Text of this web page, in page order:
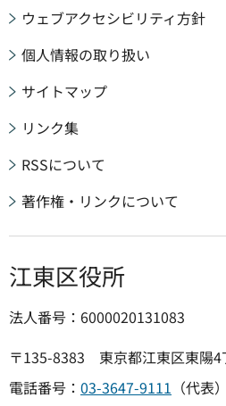
ウェブアクセシビリティ方針
個人情報の取り扱い
サイトマップ
リンク集
RSSについて
著作権・リンクについて
江東区役所
法人番号：6000020131083
〒135-8383 東京都江東区東陽4
電話番号： 03-3647-9111 （代表）